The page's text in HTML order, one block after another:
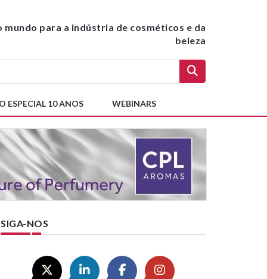
mundo para a indústria de cosméticos e da
beleza
ESPECIAL 10 ANOS WEBINARS
SIGA-NOS